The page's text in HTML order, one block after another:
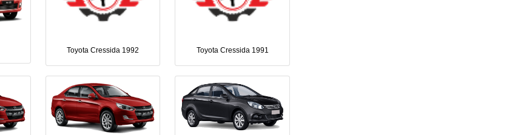
Toyota Cressida 1991
Toyota Cressida 1992